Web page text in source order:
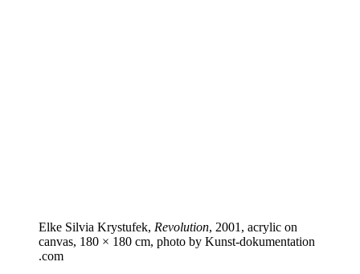
Elke Silvia Krystufek, Revolution, 2001, acrylic on
canvas, 180 × 180 cm, photo by Kun​st​-doku​men​ta​tion​
.com